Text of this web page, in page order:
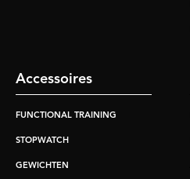
Accessoires
FUNCTIONAL TRAINING
STOPWATCH
GEWICHTEN